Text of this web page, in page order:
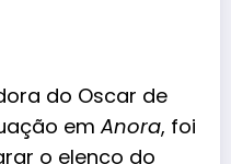
do Oscar de
emAnora, foi
o elenco do